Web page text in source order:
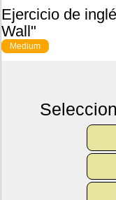
Ejercicio de
Wall"
Medium